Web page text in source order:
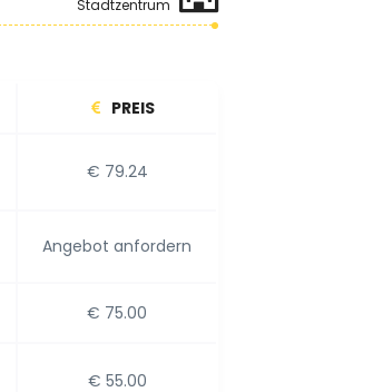
Stadtzentrum
PREIS
€ 79.24
Angebot anfordern
€ 75.00
€ 55.00